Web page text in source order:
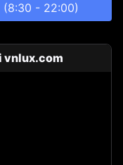
(8:30 - 22:00)
vnlux.com